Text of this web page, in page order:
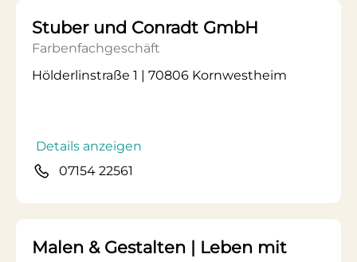
Stuber und Conradt GmbH
Farbenfachgeschäft
Hölderlinstraße 1 | 70806 Kornwestheim
Details anzeigen
07154 22561
Malen & Gestalten | Leben mit